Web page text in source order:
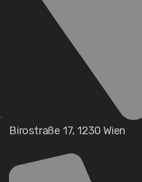
Birostraße 17, 1230 Wien